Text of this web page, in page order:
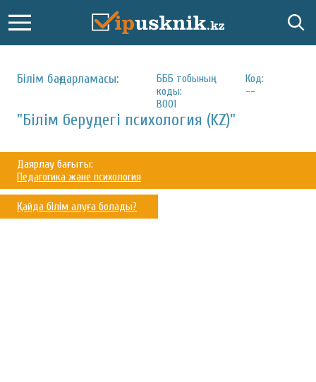
Білім бағдарламасы:
БББ тобының
коды:
B001
Код:
--
"Білім берудегі психология (KZ)"
Даярлау бағыты:
Педагогика және психология
Қайда білім алуға болады?